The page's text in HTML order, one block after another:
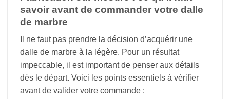
savoir avant de commander votre dalle
de marbre
Il ne faut pas prendre la décision d’acquérir une
dalle de marbre à la légère. Pour un résultat
impeccable, il est important de penser aux détails
dès le départ. Voici les points essentiels à vérifier
avant de valider votre commande :